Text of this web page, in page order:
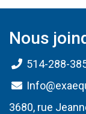
Nous
514-288-
3680, rue